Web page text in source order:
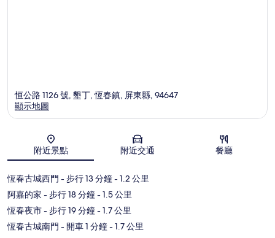
地圖
恒公路 1126 號, 墾丁, 恆春鎮, 屏東縣, 94647
顯示地圖
附近景點 附近交通 餐廳
恆春古城西門 - 步行 13 分鐘- 1.2 公里
阿嘉的家 - 步行 18 分鐘- 1.5 公里
恆春夜市- 步行 19 分鐘- 1.7 公里
恆春古城南門 - 開車 1 分鐘- 1.7 公里